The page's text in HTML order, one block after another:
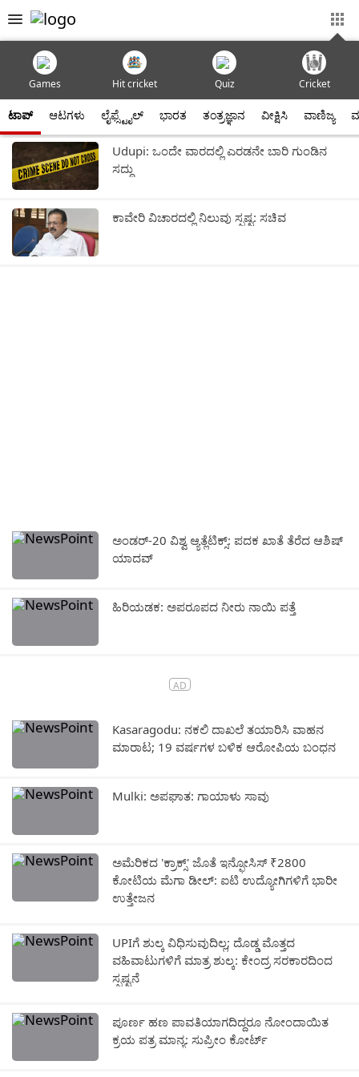
Games Hit cricket Quiz Cricket
ಟಾಪ್ ಆಟಗಳು ಲೈಫ್ಸ್ಟೈಲ್ ಭಾರತ ತಂತ್ರಜ್ಞಾನ ವೀಕ್ಷಿಸಿ ವಾಣಿಜ್ಯ
Udupi: ಒಂದೇ ವಾರದಲ್ಲಿ ಎರಡನೇ ಬಾರಿ ಗುಂಡಿನ
ಸದ್ದು
ಕಾವೇರಿ ವಿಚಾರದಲ್ಲಿ ನಿಲುವು ಸ್ಪಷ್ಟ: ಸಚಿವ
ಅಂಡರ್‌-20 ವಿಶ್ವ ಆ್ಯತ್ಲೆಟಿಕ್ಸ್‌: ಪದಕ ಖಾತೆ ತೆರೆದ ಆಶಿಷ್‌
ಯಾದವ್‌
ಹಿರಿಯಡಕ: ಅಪರೂಪದ ನೀರು ನಾಯಿ ಪತ್ತೆ
Kasaragodu: ನಕಲಿ ದಾಖಲೆ ತಯಾರಿಸಿ ವಾಹನ
ಮಾರಾಟ; 19 ವರ್ಷಗಳ ಬಳಿಕ ಆರೋಪಿಯ ಬಂಧನ
Mulki: ಅಪಘಾತ: ಗಾಯಾಳು ಸಾವು
ಅಮೆರಿಕದ 'ಕ್ರಾಕ್ಸ್' ಜೊತೆ ಇನ್ಫೋಸಿಸ್ ₹2800
ಕೋಟಿಯ ಮೆಗಾ ಡೀಲ್: ಐಟಿ ಉದ್ಯೋಗಿಗಳಿಗೆ ಭಾರೀ
ಉತ್ತೇಜನ
UPIಗೆ ಶುಲ್ಕ ವಿಧಿಸುವುದಿಲ್ಲ; ದೊಡ್ಡ ಮೊತ್ತದ
ವಹಿವಾಟುಗಳಿಗೆ ಮಾತ್ರ ಶುಲ್ಕ: ಕೇಂದ್ರ ಸರಕಾರದಿಂದ
ಸ್ಪಷ್ಟನೆ
ಪೂರ್ಣ ಹಣ ಪಾವತಿಯಾಗದಿದ್ದರೂ ನೋಂದಾಯಿತ
ಕ್ರಯ ಪತ್ರ ಮಾನ್ಯ: ಸುಪ್ರೀಂ ಕೋರ್ಟ್